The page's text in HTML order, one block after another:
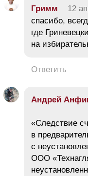
Гримм 12
спасибо,
где
на
Ответить
Андрей
«Следствие
в
с
ООО